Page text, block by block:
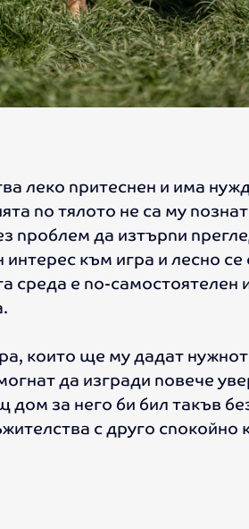
леко притеснен и има
по тялото не са му
проблем да изтърпи
към игра и лесно се
среда е по-самостоятелен
които ще му дадат
да изгради повече
дом за него би бил такъв
с друго спокойно